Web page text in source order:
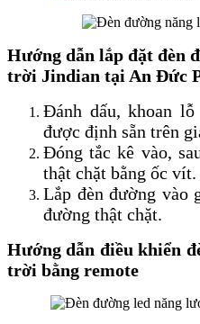
Hướng dẫn lắp đặt đèn
trời Jindian tại An Đức
Đánh dấu, khoan
được định sẵn trên
Đóng tắc kê vào,
thật chặt bằng ốc vít.
Lắp đèn đường vào
đường thật chặt.
Hướng dẫn điều khiển
trời bằng remote